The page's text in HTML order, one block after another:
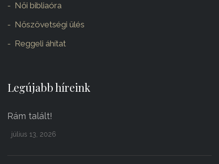
Női bibliaóra
Nőszövetségi ülés
Reggeli áhítat
Legújabb híreink
Rám talált!
július 13, 2026